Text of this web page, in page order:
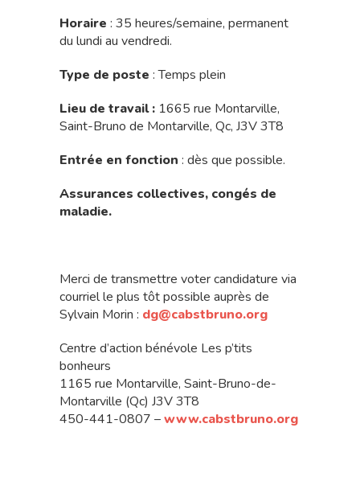
Horaire : 35 heures/semaine, permanent
du lundi au vendredi.
Type de poste : Temps plein
Lieu de travail : 1665 rue Montarville,
Saint-Bruno de Montarville, Qc, J3V 3T8
Entrée en fonction : dès que possible.
Assurances collectives, congés de
maladie.
Merci de transmettre voter candidature via
courriel le plus tôt possible auprès de
Sylvain Morin : dg@cabstbruno.org
Centre d’action bénévole Les p’tits
bonheurs
1165 rue Montarville, Saint-Bruno-de-
Montarville (Qc) J3V 3T8
450-441-0807 –www.cabstbruno.org